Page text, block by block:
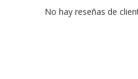
No hay reseñas de